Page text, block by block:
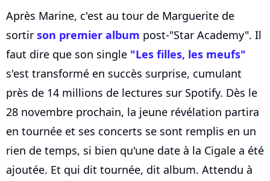
Après Marine, c'est au tour de Marguerite de
sortir son premier album post-"Star Academy". Il
faut dire que son single "Les filles, les meufs"
s'est transformé en succès surprise, cumulant
près de 14 millions de lectures sur Spotify. Dès le
28 novembre prochain, la jeune révélation partira
en tournée et ses concerts se sont remplis en un
rien de temps, si bien qu'une date à la Cigale a été
ajoutée. Et qui dit tournée, dit album. Attendu à